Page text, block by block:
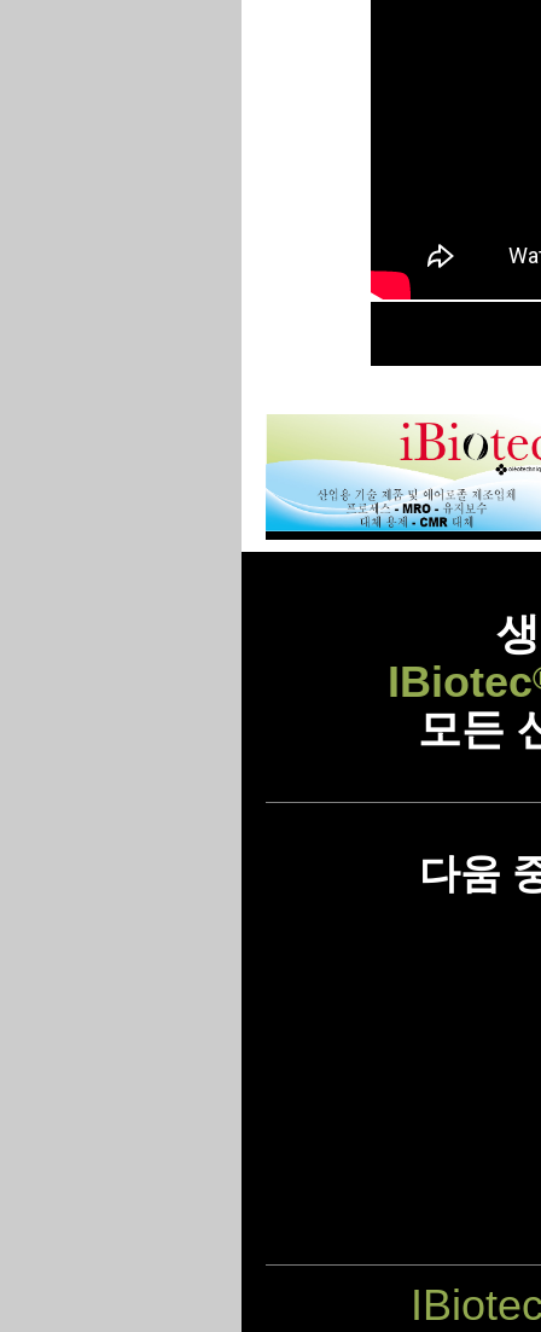
IBiotec
모든
다움